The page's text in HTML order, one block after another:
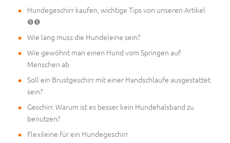
Hundegeschirr kaufen, wichtige Tips von unseren Artikel
❺❺
Wie lang muss die Hundeleine sein?
Wie gewöhnt man einen Hund vom Springen auf
Menschen ab
Soll ein Brustgeschirr mit einer Handschlaufe ausgestattet
sein?
Geschirr. Warum ist es besser kein Hundehalsband zu
benutzen?
Flexileine für ein Hundegeschirr